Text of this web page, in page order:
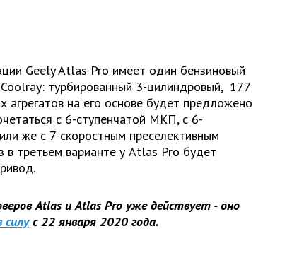
Geely Atlas Pro имеет один бензиновый
турбированный 3-цилиндровый, 177
агрегатов на его основе будет предложено
с 6-ступенчатой МКП, с 6-
же с 7-скоростным преселективным
в третьем варианте у Atlas Pro будет
Atlas и Atlas Pro уже действует - оно
силус 22 января 2020 года.